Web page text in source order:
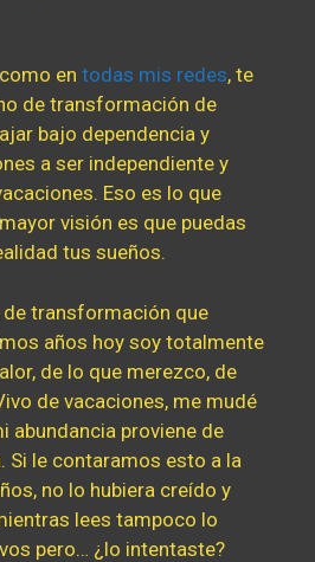
en todas mis redes, te
de transformación de
bajo dependencia y
a ser independiente y
Eso es lo que
visión es que puedas
tus sueños.
transformación que
años hoy soy totalmente
de lo que merezco, de
de vacaciones, me mudé
abundancia proviene de
Si le contaramos esto a la
no lo hubiera creído y
lees tampoco lo
pero… ¿lo intentaste?